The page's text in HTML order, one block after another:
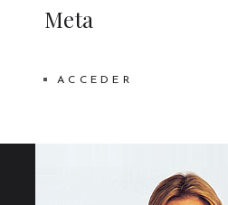
Meta
ACCEDER